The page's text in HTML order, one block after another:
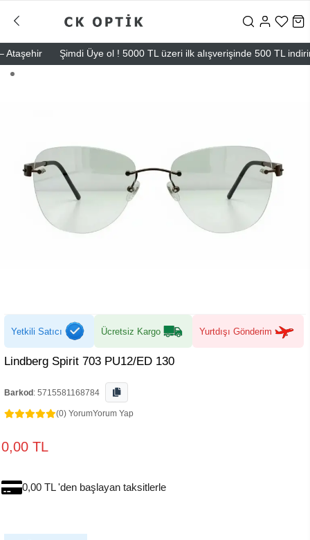
Şimdi Üye ol ! 5000 TL üzeri ilk alışverişinde 500 TL indirim
Yetkili Satıcı Ücretsiz Kargo Yurtdışı Gönderim
Lindberg Spirit 703 PU12/ED 130
Barkod : 5715581168784
(0) YorumYorum Yap
0,00 TL
0,00 TL 'den başlayan taksitlerle